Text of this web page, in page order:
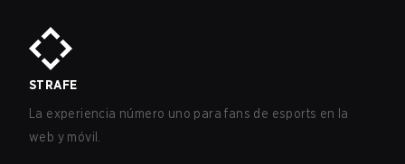
STRAFE
La experiencia número uno para fans de esports en la
web y móvil.